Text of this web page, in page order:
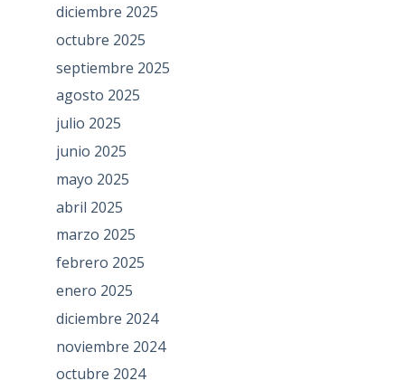
diciembre 2025
octubre 2025
septiembre 2025
agosto 2025
julio 2025
junio 2025
mayo 2025
abril 2025
marzo 2025
febrero 2025
enero 2025
diciembre 2024
noviembre 2024
octubre 2024